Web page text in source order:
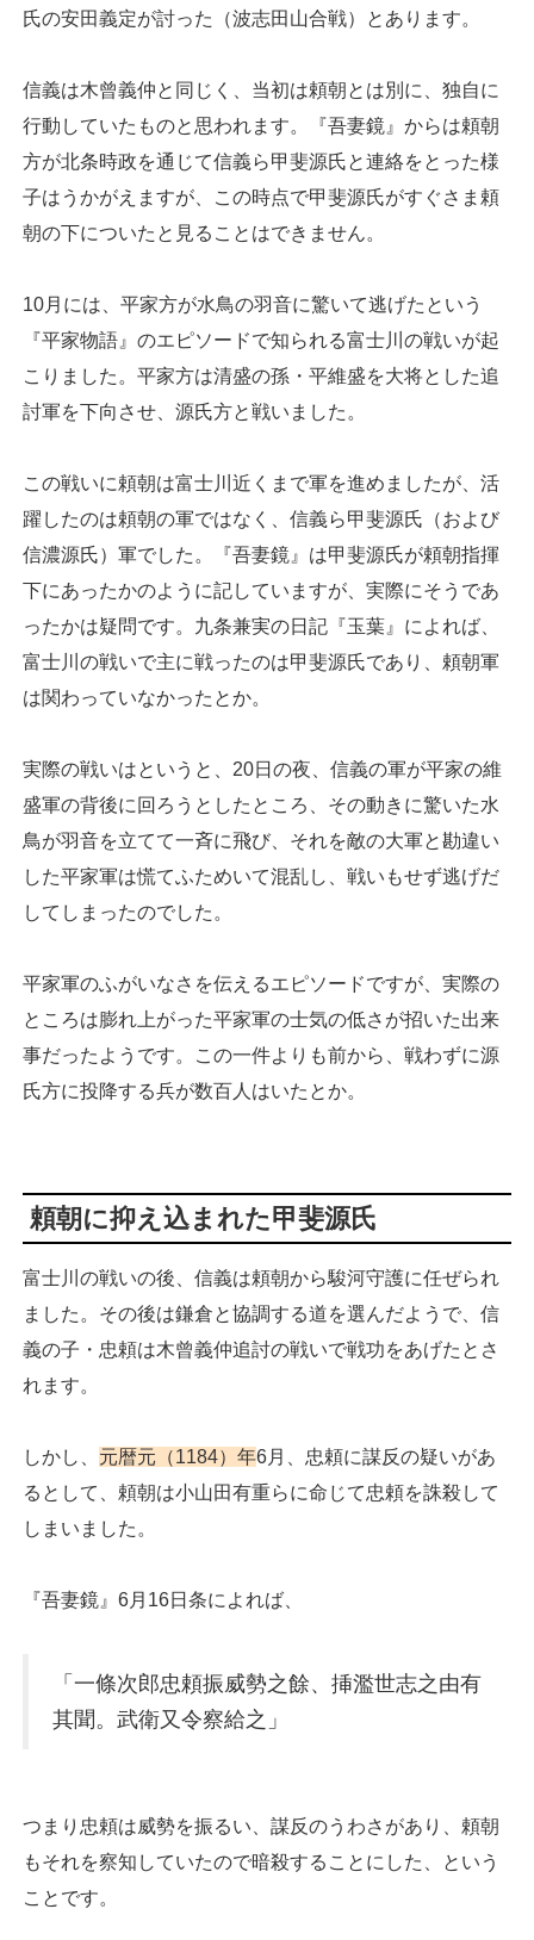
氏の安田義定が討った（波志田山合戦）とあります。
信義は木曾義仲と同じく、当初は頼朝とは別に、独自に
行動していたものと思われます。『吾妻鏡』からは頼朝
方が北条時政を通じて信義ら甲斐源氏と連絡をとった様
子はうかがえますが、この時点で甲斐源氏がすぐさま頼
朝の下についたと見ることはできません。
10月には、平家方が水鳥の羽音に驚いて逃げたという
『平家物語』のエピソードで知られる富士川の戦いが起
こりました。平家方は清盛の孫・平維盛を大将とした追
討軍を下向させ、源氏方と戦いました。
この戦いに頼朝は富士川近くまで軍を進めましたが、活
躍したのは頼朝の軍ではなく、信義ら甲斐源氏（および
信濃源氏）軍でした。『吾妻鏡』は甲斐源氏が頼朝指揮
下にあったかのように記していますが、実際にそうであ
ったかは疑問です。九条兼実の日記『玉葉』によれば、
富士川の戦いで主に戦ったのは甲斐源氏であり、頼朝軍
は関わっていなかったとか。
実際の戦いはというと、20日の夜、信義の軍が平家の維
盛軍の背後に回ろうとしたところ、その動きに驚いた水
鳥が羽音を立てて一斉に飛び、それを敵の大軍と勘違い
した平家軍は慌てふためいて混乱し、戦いもせず逃げだ
してしまったのでした。
平家軍のふがいなさを伝えるエピソードですが、実際の
ところは膨れ上がった平家軍の士気の低さが招いた出来
事だったようです。この一件よりも前から、戦わずに源
氏方に投降する兵が数百人はいたとか。
頼朝に抑え込まれた甲斐源氏
富士川の戦いの後、信義は頼朝から駿河守護に任ぜられ
ました。その後は鎌倉と協調する道を選んだようで、信
義の子・忠頼は木曾義仲追討の戦いで戦功をあげたとさ
れます。
しかし、 元暦元（1184）年6月、忠頼に謀反の疑いがあ
るとして、頼朝は小山田有重らに命じて忠頼を誅殺して
しまいました。
『吾妻鏡』6月16日条によれば、
「一條次郎忠頼振威勢之餘、挿濫世志之由有
其聞。武衛又令察給之」
つまり忠頼は威勢を振るい、謀反のうわさがあり、頼朝
もそれを察知していたので暗殺することにした、という
ことです。